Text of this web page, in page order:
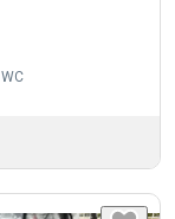
WC